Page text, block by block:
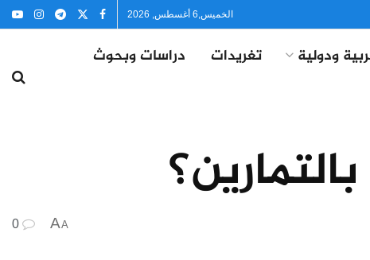
الخميس,6 أغسطس, 2026
ودولية تغريدات
دراسات وبحوث
A
A